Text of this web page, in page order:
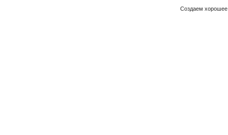
Создаем